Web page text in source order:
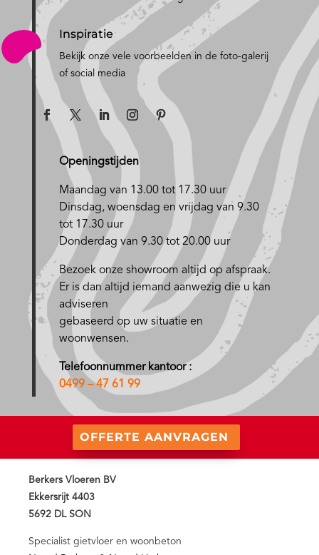
Inspiratie
Bekijk onze vele voorbeelden in de foto-galerij
of social media
Openingstijden
Maandag van 13.00 tot 17.30 uur
Dinsdag, woensdag en vrijdag van 9.30
tot 17.30 uur
Donderdag van 9.30 tot 20.00 uur
Bezoek onze showroom altijd op afspraak.
Er is dan altijd iemand aanwezig die u kan
adviseren
gebaseerd op uw situatie en
woonwensen.
Telefoonnummer kantoor :
0499 – 47 61 99
OFFERTE AANVRAGEN
Berkers Vloeren BV
Ekkersrijt 4403
5692 DL SON
Specialist gietvloer en woonbeton